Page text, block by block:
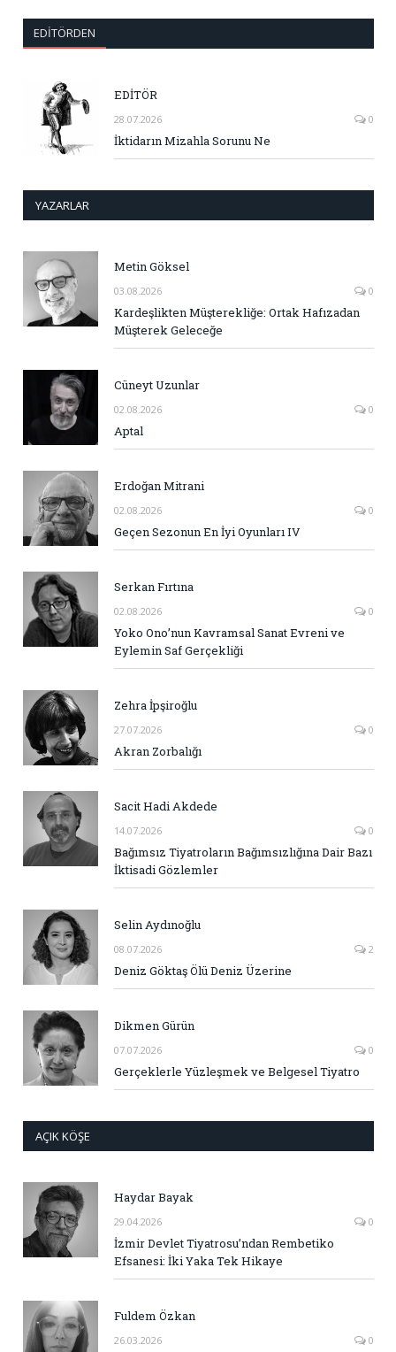
EDITÖRDEN
EDİTÖR
28.07.2026 0
İktidarın Mizahla Sorunu Ne
YAZARLAR
Metin Göksel
03.08.2026 0
Kardeşlikten Müşterekliğe: Ortak Hafızadan
Müşterek Geleceğe
Cüneyt Uzunlar
02.08.2026 0
Aptal
Erdoğan Mitrani
02.08.2026 0
Geçen Sezonun En İyi Oyunları IV
Serkan Fırtına
02.08.2026 0
Yoko Ono’nun Kavramsal Sanat Evreni ve
Eylemin Saf Gerçekliği
Zehra İpşiroğlu
27.07.2026 0
Akran Zorbalığı
Sacit Hadi Akdede
14.07.2026 0
Bağımsız Tiyatroların Bağımsızlığına Dair Bazı
İktisadi Gözlemler
Selin Aydınoğlu
08.07.2026 2
Deniz Göktaş Ölü Deniz Üzerine
Dikmen Gürün
07.07.2026 0
Gerçeklerle Yüzleşmek ve Belgesel Tiyatro
AÇIK KÖŞE
Haydar Bayak
29.04.2026 0
İzmir Devlet Tiyatrosu’ndan Rembetiko
Efsanesi: İki Yaka Tek Hikaye
Fuldem Özkan
26.03.2026 0